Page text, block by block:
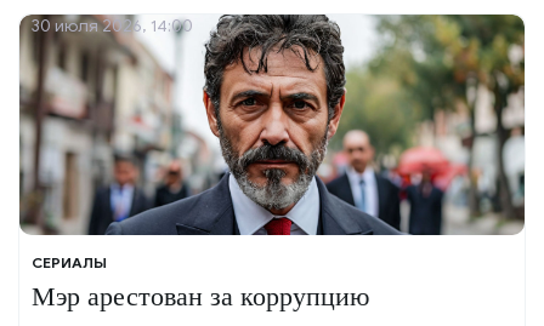
СЕРИАЛЫ
Мэр арестован за коррупцию
30 июля 2026, 14:00